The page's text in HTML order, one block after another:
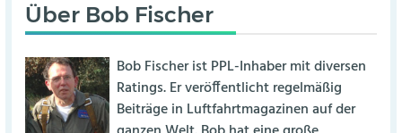
Über Bob Fischer
Bob Fischer ist PPL-Inhaber mit diversen
Ratings. Er veröffentlicht regelmäßig
Beiträge in Luftfahrtmagazinen auf der